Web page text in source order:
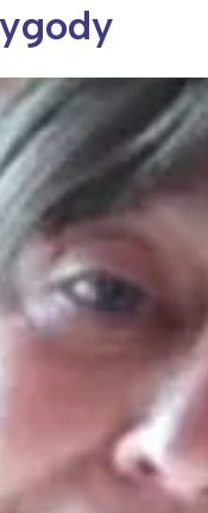
Kwitnąca wiśnia i jej płatki